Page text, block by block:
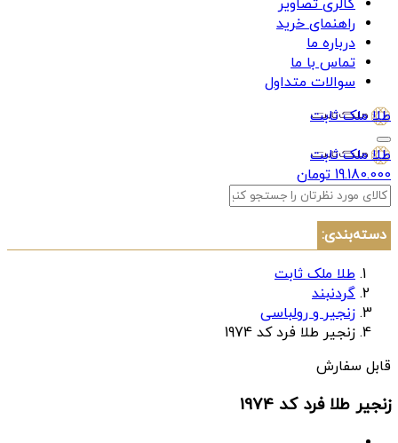
گالری تصاویر
راهنمای خرید
درباره ما
تماس با ما
سوالات متداول
طلا ملک ثابت
طلا ملک ثابت
19.180.000 تومان
دسته‌بندی:
طلا ملک ثابت
گردنبند
زنجیر و رولباسی
زنجیر طلا فرد کد 1974
قابل سفارش
زنجیر طلا فرد کد 1974